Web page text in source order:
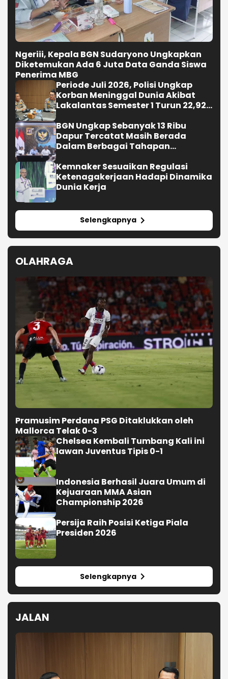
Ngeriii, Kepala BGN Sudaryono Ungkapkan
Diketemukan Ada 6 Juta Data Ganda Siswa
Penerima MBG
Periode Juli 2026, Polisi Ungkap
Korban Meninggal Dunia Akibat
Lakalantas Semester 1 Turun 22,92
BGN Ungkap Sebanyak 13 Ribu
Dapur Tercatat Masih Berada
Dalam Berbagai Tahapan
Siap Beroperasi
Kemnaker Sesuaikan Regulasi
Ketenagakerjaan Hadapi Dinamika
Dunia Kerja
Selengkapnya
OLAHRAGA
Pramusim Perdana PSG Ditaklukkan oleh
Mallorca Telak 0-3
Chelsea Kembali Tumbang Kali ini
lawan Juventus Tipis 0-1
Indonesia Berhasil Juara Umum di
Kejuaraan MMA Asian
Championship 2026
Persija Raih Posisi Ketiga Piala
Presiden 2026
Selengkapnya
JALAN